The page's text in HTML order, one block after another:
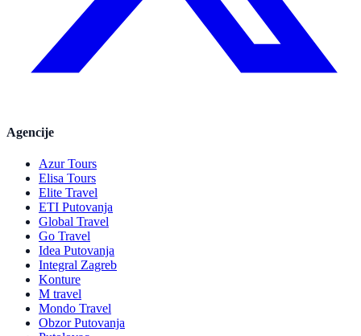
Agencije
Azur Tours
Elisa Tours
Elite Travel
ETI Putovanja
Global Travel
Go Travel
Idea Putovanja
Integral Zagreb
Konture
M travel
Mondo Travel
Obzor Putovanja